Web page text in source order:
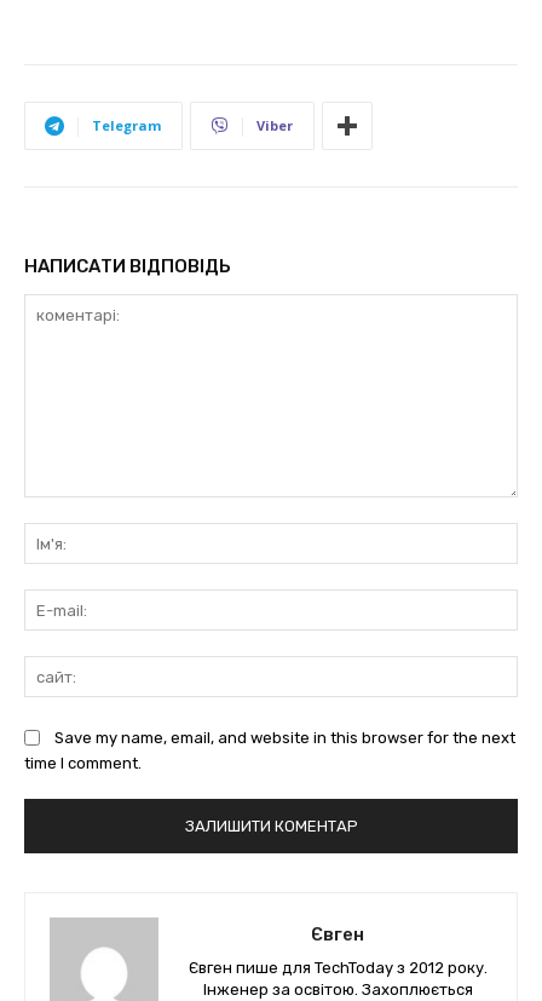
Telegram Viber
НАПИСАТИ ВІДПОВІДЬ
Save my name, email, and website in this browser for the next
time I comment.
Євген
Євген пише для TechToday з 2012 року.
Інженер за освітою. Захоплюється